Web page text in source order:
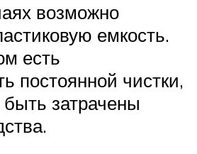
возможно
емкость.
есть
постоянной чистки,
быть затрачены